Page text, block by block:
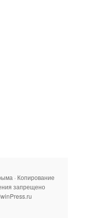
· Копирование
запрещено